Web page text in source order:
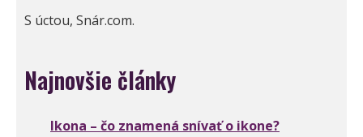
S úctou, Snár.com.
Najnovšie články
Ikona – čo znamená snívať o ikone?